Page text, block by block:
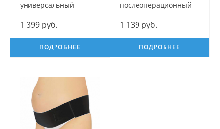
универсальный
послеродовой Идеал
Mama Com.fort
1 399 руб.
ПОДРОБНЕЕ
послеоперационный
1 139 руб.
ПОДРОБНЕЕ